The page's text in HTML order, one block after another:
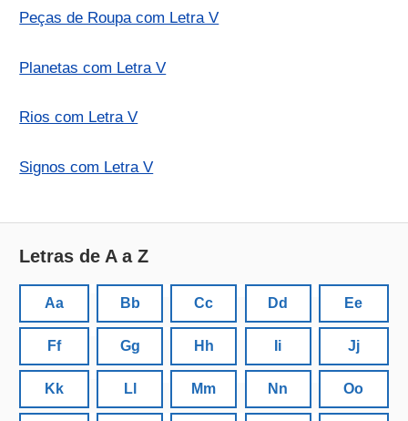
Peças de Roupa com Letra V
Planetas com Letra V
Rios com Letra V
Signos com Letra V
Letras de A a Z
Aa Bb Cc Dd Ee
Ff Gg Hh Ii Jj
Kk Ll Mm Nn Oo